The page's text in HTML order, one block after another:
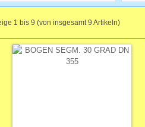
1 bis 9 (von insgesamt9 Artikeln)